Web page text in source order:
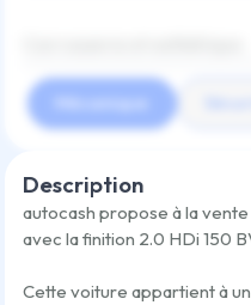
Description
autocash propose à la
avec la finition 2.0 HDi 150
Cette voiture appartient à